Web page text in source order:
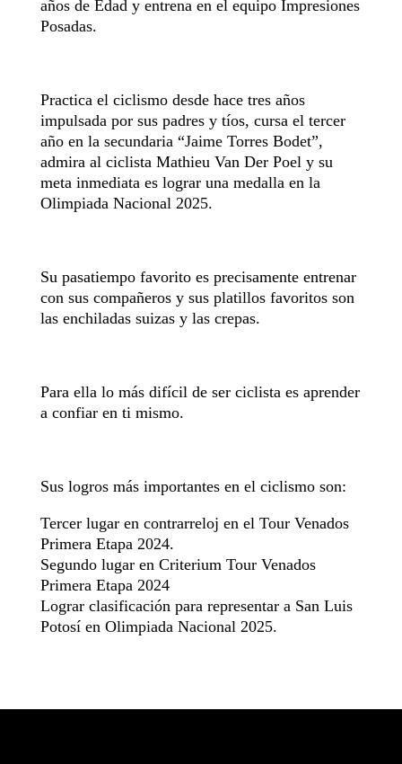
años de Edad y entrena en el equipo Impresiones
Posadas.
Practica el ciclismo desde hace tres años
impulsada por sus padres y tíos, cursa el tercer
año en la secundaria “Jaime Torres Bodet”,
admira al ciclista Mathieu Van Der Poel y su
meta inmediata es lograr una medalla en la
Olimpiada Nacional 2025.
Su pasatiempo favorito es precisamente entrenar
con sus compañeros y sus platillos favoritos son
las enchiladas suizas y las crepas.
Para ella lo más difícil de ser ciclista es aprender
a confiar en ti mismo.
Sus logros más importantes en el ciclismo son:
Tercer lugar en contrarreloj en el Tour Venados
Primera Etapa 2024.
Segundo lugar en Criterium Tour Venados
Primera Etapa 2024
Lograr clasificación para representar a San Luis
Potosí en Olimpiada Nacional 2025.